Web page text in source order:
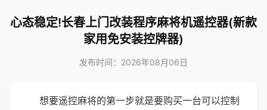
心态稳定!长春上门改装程序麻将机遥控器(新款
家用免安装控牌器)
发布时间：2026年08月06日
想要遥控麻将的第一步就是要购买一台可以控制